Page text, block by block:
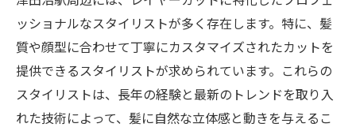
ッショナルなスタイリストが多く存在します。特に、髪
質や顔型に合わせて丁寧にカスタマイズされたカットを
提供できるスタイリストが求められています。これらの
スタイリストは、長年の経験と最新のトレンドを取り入
れた技術によって、髪に自然な立体感と動きを与えるこ